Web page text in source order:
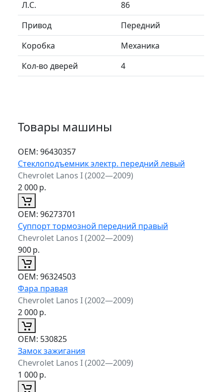
Л.C.
86
Привод
Передний
Коробка
Механика
Кол-во дверей
4
Товары машины
ОЕМ: 96430357
Стеклоподъемник электр. передний левый
Chevrolet Lanos I (2002—2009)
2 000р.
ОЕМ: 96273701
Суппорт тормозной передний правый
Chevrolet Lanos I (2002—2009)
900р.
ОЕМ: 96324503
Фара правая
Chevrolet Lanos I (2002—2009)
2 000р.
ОЕМ: 530825
Замок зажигания
Chevrolet Lanos I (2002—2009)
1 000р.